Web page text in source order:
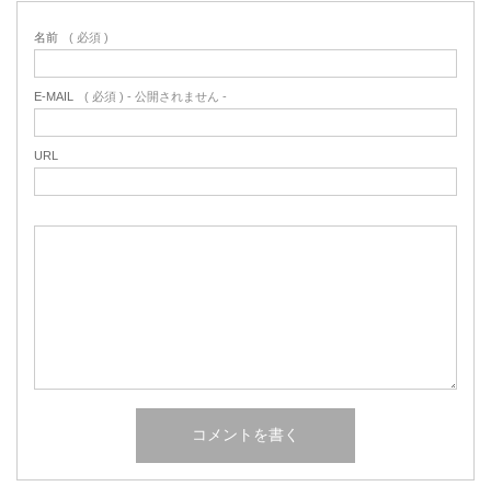
名前 ( 必須 )
E-MAIL ( 必須 ) - 公開されません -
URL